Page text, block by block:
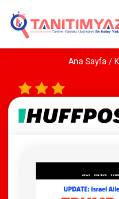
Ana Sayfa /